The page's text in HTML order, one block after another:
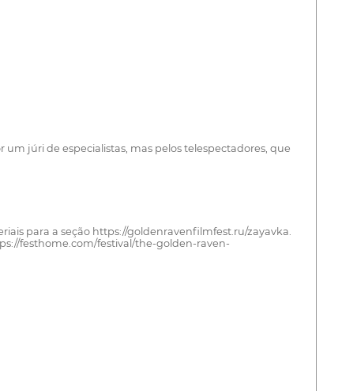
um júri de especialistas, mas pelos telespectadores, que
para a seção https://goldenravenfilmfest.ru/zayavka.
festhome.com/festival/the-golden-raven-